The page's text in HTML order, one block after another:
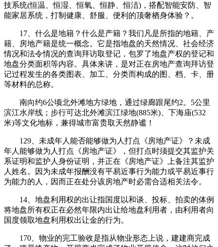
技系统(恒温、恒湿、恒氧、恒静、恒洁)，搭配智能安防、智
能家居系统，打制健康、舒服、便利的顶奢栖身体验？。
17、什么是地籍？什么是产籍？我们凡是所指的地籍、产
籍、房地产籍是统一概念。它是指地盘的天然情况、社会经济
情况和法令情况的查询拜访取登记，包罗了地盘产权的登记和
地盘分类面积等内容。具体来讲，是对正在房地产查询拜访登
记过程发生的各类图表、加工、分类而构成的图、档、卡、册
等材料的总称。
南向约6公顷北外滩地方绿地，通过绿廊跟尾约2。5公里
滨江水岸线；步行可达北外滩滨江绿地(885米)、下海庙(532
米)等文化地标，兼得城市富贵取天然静谧！
129、未成年人能否能够做为人打点《房地产证》？未成
年人能够做为人打点《房地产证》，但打点时须提交其监护关
系证明和监护人身份证明，并正在《房地产证》上备注其监护
人姓名。因为未成年报酬没有平易近事行为能力或平易近事行
为能力的人，因而正在处分该房地产时必需合适相关法令。
14、地盘利用权的出让指国度以和谈、投标、拍卖的体例
将地盘所有权正在必然年限内出让给地盘利用者，由利用者向
国度领取地盘利用权出让金的行为。
170、物业的完工验收是指从物业形态上说，建建商完成